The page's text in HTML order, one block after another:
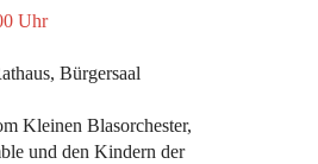
Uhr
Bürgersaal
Kleinen Blasorchester,
und den Kindern der